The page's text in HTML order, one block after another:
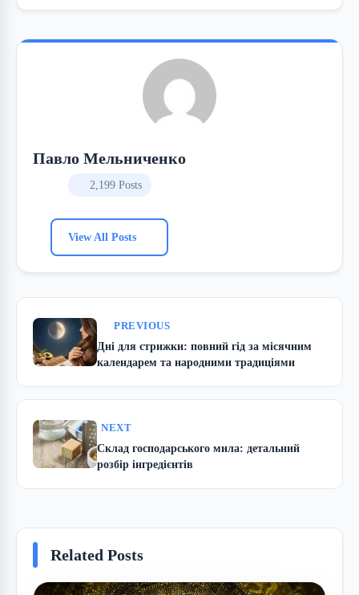
Павло Мельниченко
2,199 Posts
View All Posts
PREVIOUS
Дні для стрижки: повний гід за місячним
календарем та народними традиціями
NEXT
Склад господарського мила: детальний
розбір інгредієнтів
Related Posts